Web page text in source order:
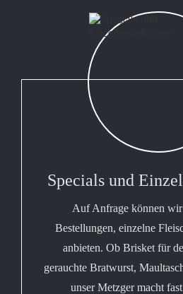
Specials und
Auf Anfrage können
Bestellungen, einzelne
anbieten. Ob Brisket für
gerauchte Bratwurst,
unser Metzger macht